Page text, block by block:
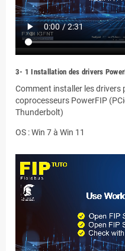
3- 1 Installation des drivers
Comment installer les drivers
coprocesseurs PowerFIP
Thunderbolt)
OS : Win 7 à Win 11